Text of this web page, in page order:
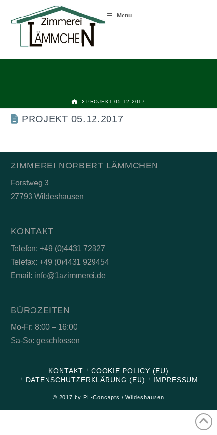
Menu
HOMEPROJEKT 05.12.2017
PROJEKT 05.12.2017
ZIMMEREI NORBERT LÄMMCHEN
Forstweg 3
27793 Wildeshausen
KONTAKT
Telefon: +49 (0)4431 72827
Telefax: +49 (0)4431 929454
Email: info@1azimmerei.de
BÜROZEITEN
Mo-Fr: 8:00 – 16:00
Sa-So: geschlossen
KONTAKT
COOKIE POLICY (EU)
DATENSCHUTZERKLÄRUNG (EU)
IMPRESSUM
© 2017 by PL-Concepts / Wildeshausen